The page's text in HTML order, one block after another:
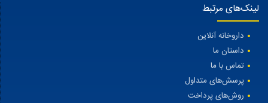
لینک‌های مرتبط
داروخانه آنلاین
داستان ما
تماس با ما
پرسش‌های متداول
روش‌های پرداخت